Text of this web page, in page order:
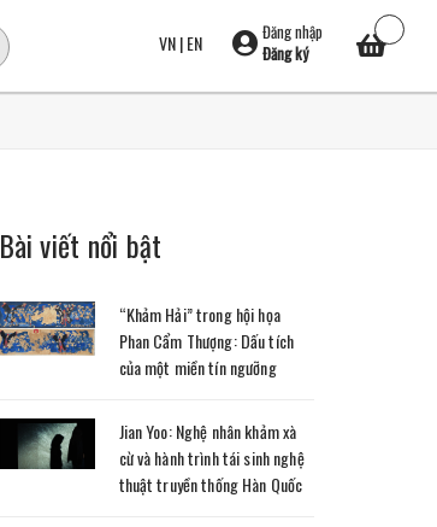
VN|EN
Đăng nhập
Đăng ký
Bài viết nổi bật
“Khảm Hải” trong hội họa
Phan Cẩm Thượng: Dấu tích
của một miền tín ngưỡng
Jian Yoo: Nghệ nhân khảm xà
cừ và hành trình tái sinh nghệ
thuật truyền thống Hàn Quốc